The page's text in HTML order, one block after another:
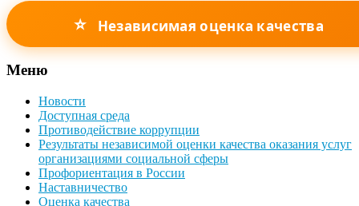
⭐ Независимая оценка качества
Меню
Новости
Доступная среда
Противодействие коррупции
Результаты независимой оценки качества оказания услуг
организациями социальной сферы
Профориентация в России
Наставничество
Оценка качества